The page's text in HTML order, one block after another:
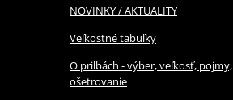
NOVINKY / AKTUALITY
Veľkostné tabuľky
O prilbách - výber, veľkosť, pojmy,
ošetrovanie